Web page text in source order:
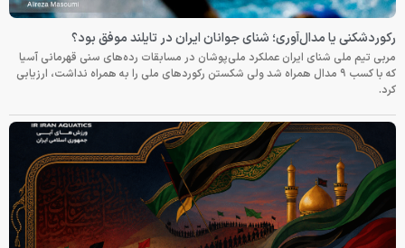
رکوردشکنی یا مدال‌آوری؛ شنای جوانان ایران در تایلند موفق بود؟
مربی تیم ملی شنای ایران عملکرد ملی‌پوشان در مسابقات رده‌های سنی قهرمانی آسیا
که با کسب ۹ مدال همراه شد ولی شکستن رکوردهای ملی را به همراه نداشت، ارزیابی
کرد.